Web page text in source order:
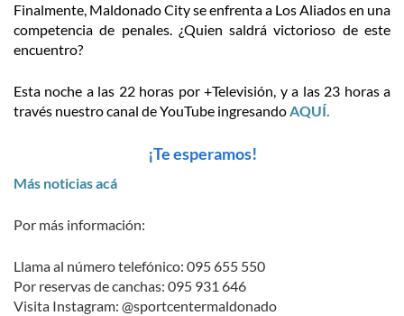
Finalmente, Maldonado City se enfrenta a Los Aliados en una
competencia de penales. ¿Quien saldrá victorioso de este
encuentro?
Esta noche a las 22 horas por +Televisión, y a las 23 horas a
través nuestro canal de YouTube ingresandoAQUÍ.
¡Te esperamos!
Más noticias acá
Por más información:
Llama al número telefónico: 095 655 550
Por reservas de canchas: 095 931 646
Visita Instagram: @sportcentermaldonado